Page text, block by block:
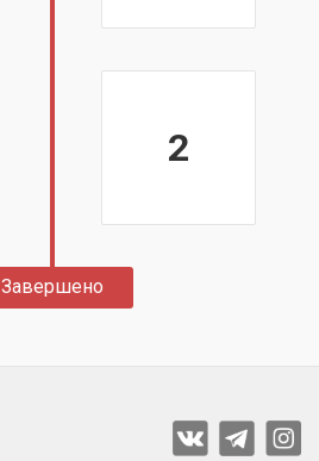
2
Завершено